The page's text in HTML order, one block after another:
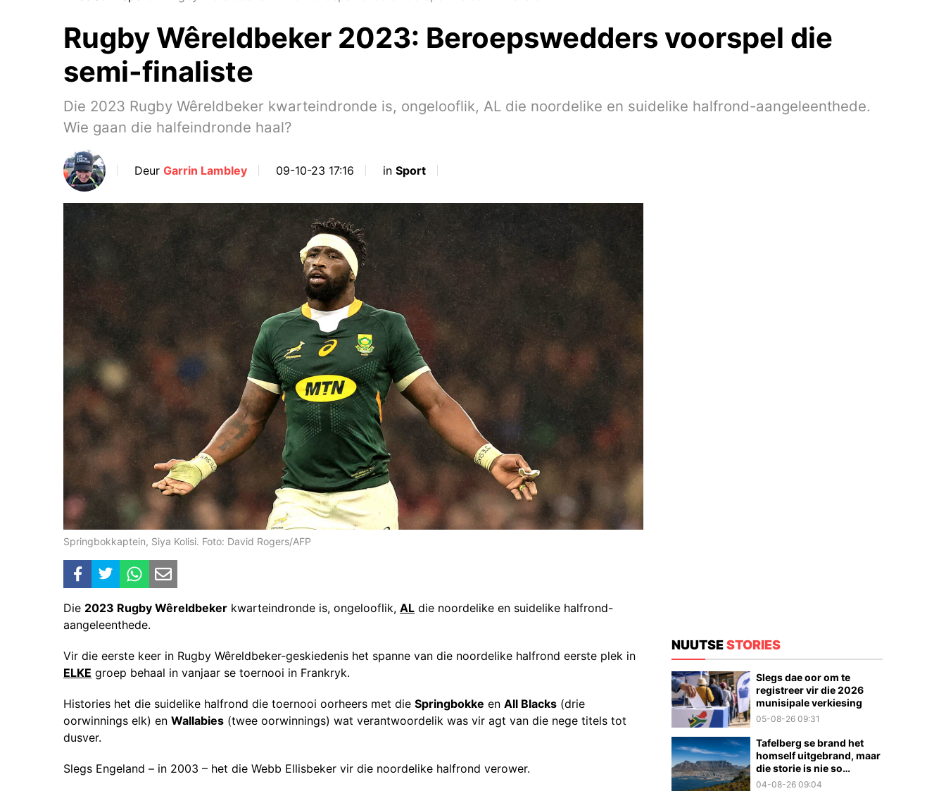
Rugby Wêreldbeker 2023: Beroepswedders voorspel die
semi-finaliste
Die 2023 Rugby Wêreldbeker kwarteindronde is, ongelooflik, AL die noordelike en suidelike halfrond-aangeleenthede.
Wie gaan die halfeindronde haal?
Deur Garrin Lambley 09-10-23 17:16 in Sport
Springbokkaptein, Siya Kolisi. Foto: David Rogers/AFP
Die 2023 Rugby Wêreldbeker kwarteindronde is, ongelooflik, AL die noordelike en suidelike halfrond-
aangeleenthede.
Vir die eerste keer in Rugby Wêreldbeker-geskiedenis het spanne van die noordelike halfrond eerste plek in
ELKE groep behaal in vanjaar se toernooi in Frankryk.
Histories het die suidelike halfrond die toernooi oorheers met die Springbokke en All Blacks (drie
oorwinnings elk) en Wallabies (twee oorwinnings) wat verantwoordelik was vir agt van die nege titels tot
dusver.
Slegs Engeland – in 2003 – het die Webb Ellisbeker vir die noordelike halfrond verower.
NUUTSESTORIES
Slegs dae oor om te
registreer vir die 2026
munisipale verkiesing
05-08-26 09:31
Tafelberg se brand het
homself uitgebrand, maar
die storie is nie so
eenvoudig nie
04-08-26 09:04